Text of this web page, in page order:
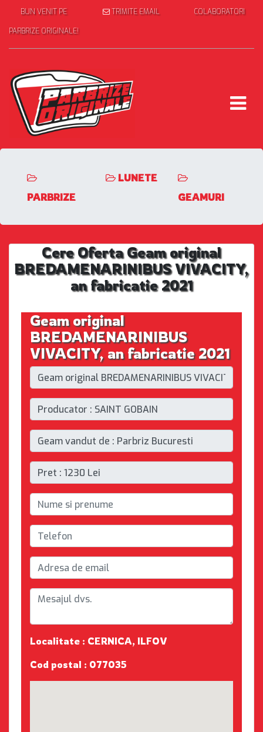
BUN VENIT PE
PARBRIZE ORIGINALE!
TRIMITE EMAIL COLABORATORI
PARBRIZE
LUNETE
GEAMURI
Cere Oferta Geam original
BREDAMENARINIBUS VIVACITY,
an fabricatie 2021
Geam original
BREDAMENARINIBUS
VIVACITY, an fabricatie 2021
Localitate : CERNICA, ILFOV
Cod postal : 077035